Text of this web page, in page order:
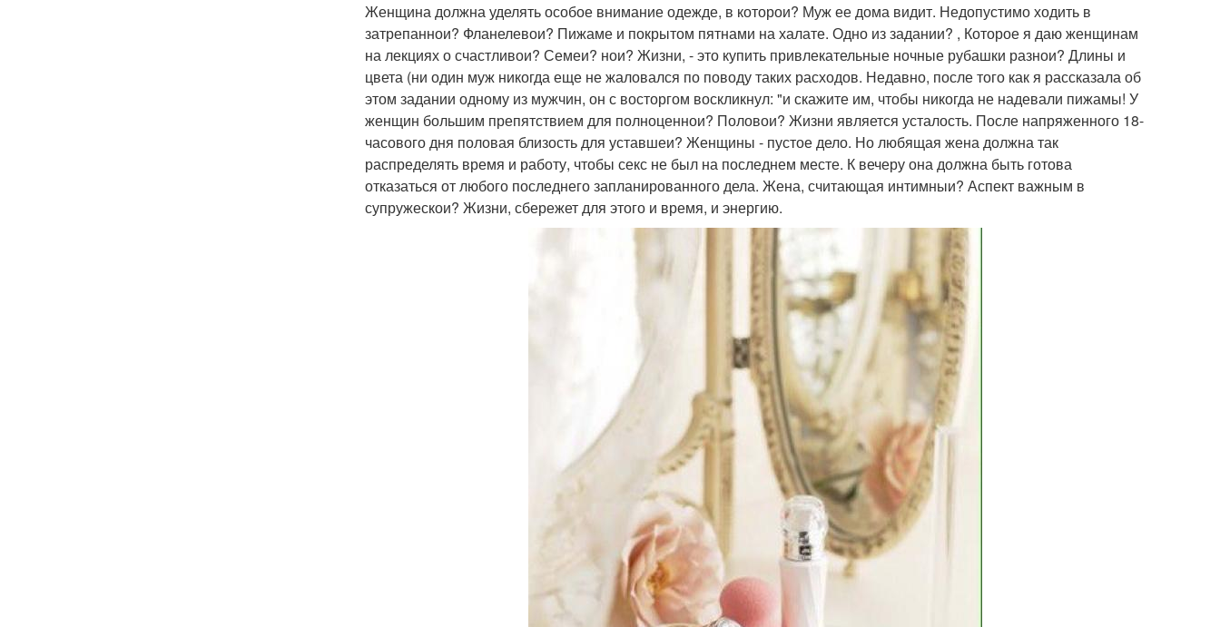
Женщина должна уделять особое внимание одежде, в которои? Муж ее дома видит. Недопустимо ходить в
затрепаннои? Фланелевои? Пижаме и покрытом пятнами на халате. Одно из задании? , Которое я даю женщинам
на лекциях о счастливои? Семеи? нои? Жизни, - это купить привлекательные ночные рубашки разнои? Длины и
цвета (ни один муж никогда еще не жаловался по поводу таких расходов. Недавно, после того как я рассказала об
этом задании одному из мужчин, он с восторгом воскликнул: "и скажите им, чтобы никогда не надевали пижамы! У
женщин большим препятствием для полноценнои? Половои? Жизни является усталость. После напряженного 18-
часового дня половая близость для уставшеи? Женщины - пустое дело. Но любящая жена должна так
распределять время и работу, чтобы секс не был на последнем месте. К вечеру она должна быть готова
отказаться от любого последнего запланированного дела. Жена, считающая интимныи? Аспект важным в
супружескои? Жизни, сбережет для этого и время, и энергию.